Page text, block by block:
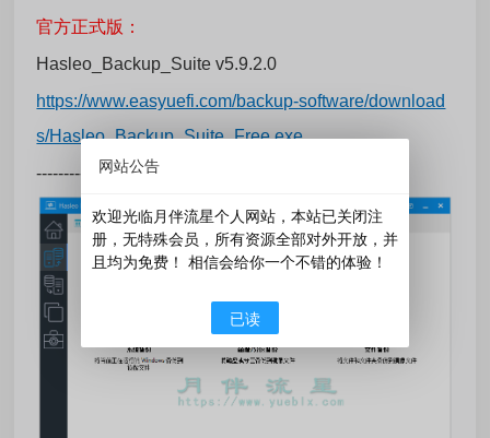
官方正式版：
Hasleo_Backup_Suite v5.9.2.0
https://www.easyuefi.com/backup-software/download
s/Hasleo_Backup_Suite_Free.exe
-------------------------------------
网站公告
欢迎光临月伴流星个人网站，本站已关闭注
册，无特殊会员，所有资源全部对外开放，并
且均为免费！ 相信会给你一个不错的体验！
已读